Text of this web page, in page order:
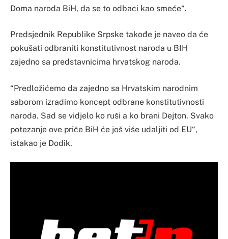
Doma naroda BiH, da se to odbaci kao smeće“.
Predsjednik Republike Srpske takođe je naveo da će
pokušati odbraniti konstitutivnost naroda u BIH
zajedno sa predstavnicima hrvatskog naroda.
“Predložićemo da zajedno sa Hrvatskim narodnim
saborom izradimo koncept odbrane konstitutivnosti
naroda. Sad se vidjelo ko ruši a ko brani Dejton. Svako
potezanje ove priče BiH će još više udaljiti od EU“,
istakao je Dodik.